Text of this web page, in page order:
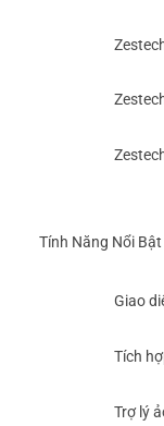
Tính Năng Nổi
Giao
Tích
Trợ lý